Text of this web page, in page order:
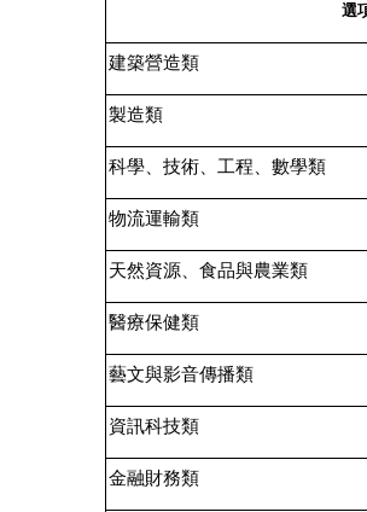
選
建築營造類
製造類
科學、技術、工程、數學類
物流運輸類
天然資源、食品與農業類
醫療保健類
藝文與影音傳播類
資訊科技類
金融財務類